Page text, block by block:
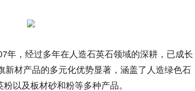
年，经过多年在人造石英石领域的深耕，已成长
新材产品的多元化优势显著，涵盖了人造绿色石
以及板材砂和粉等多种产品。